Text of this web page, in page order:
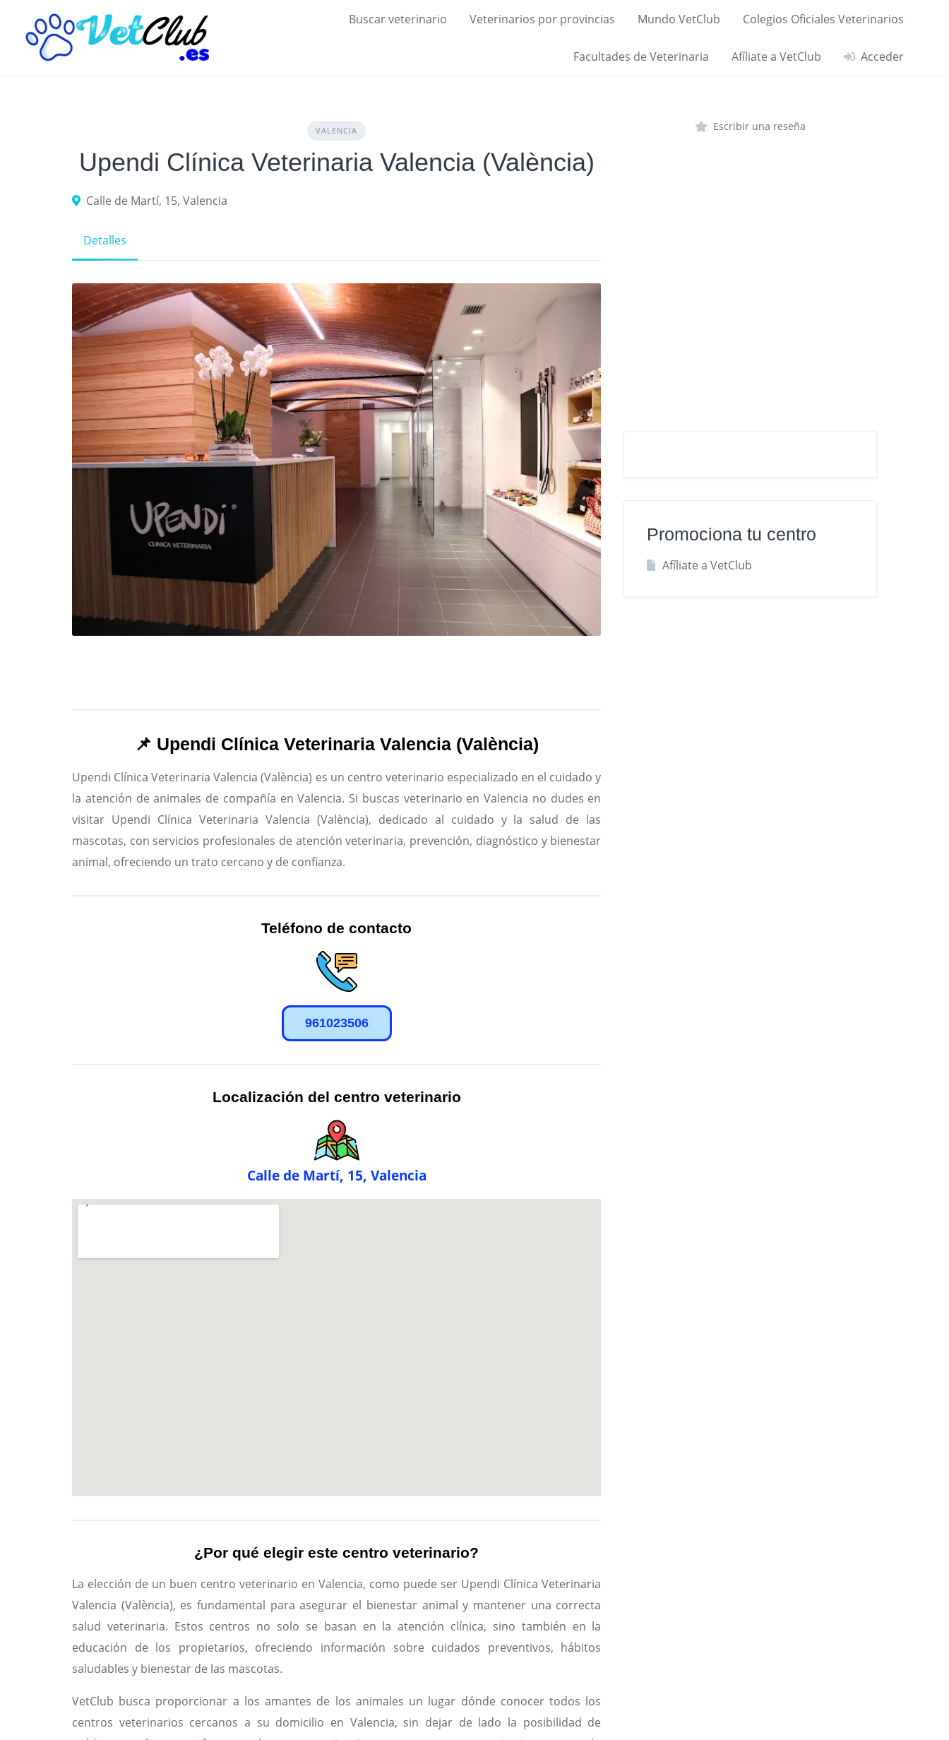
content
Buscar veterinario Veterinarios por provincias Mundo VetClub Colegios Oficiales Veterinarios
Facultades de Veterinaria Afíliate a VetClub Acceder
VALENCIA
Upendi Clínica Veterinaria Valencia (València)
Calle de Martí, 15, Valencia
Detalles
📌 Upendi Clínica Veterinaria Valencia (València)
Upendi Clínica Veterinaria Valencia (València) es un centro veterinario especializado en el cuidado y
la atención de animales de compañía en Valencia. Si buscas veterinario en Valencia no dudes en
visitar Upendi Clínica Veterinaria Valencia (València), dedicado al cuidado y la salud de las
mascotas, con servicios profesionales de atención veterinaria, prevención, diagnóstico y bienestar
animal, ofreciendo un trato cercano y de confianza.
Teléfono de contacto
961023506
Localización del centro veterinario
Calle de Martí, 15, Valencia
¿Por qué elegir este centro veterinario?
La elección de un buen centro veterinario en Valencia, como puede ser Upendi Clínica Veterinaria
Valencia (València), es fundamental para asegurar el bienestar animal y mantener una correcta
salud veterinaria. Estos centros no solo se basan en la atención clínica, sino también en la
educación de los propietarios, ofreciendo información sobre cuidados preventivos, hábitos
saludables y bienestar de las mascotas.
VetClub busca proporcionar a los amantes de los animales un lugar dónde conocer todos los
centros veterinarios cercanos a su domicilio en Valencia, sin dejar de lado la posibilidad de
Escribir una reseña
Promociona tu centro
Afíliate a VetClub